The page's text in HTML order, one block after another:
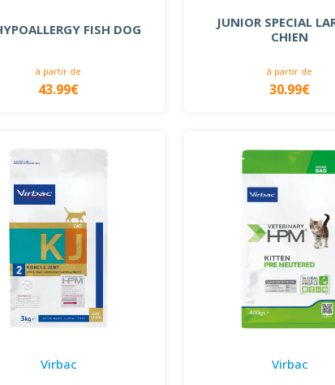
FISH DOG
à partir de
43.99€
JUNIOR SPECIAL
CHIEN
à partir de
30.99€
Virbac
Virbac